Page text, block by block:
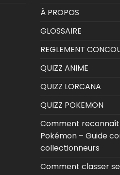
À PROPOS
GLOSSAIRE
REGLEMENT
QUIZZ ANIME
QUIZZ LORCANA
QUIZZ POKEMON
Comment
Pokémon – Guide
collectionneurs
Comment classer